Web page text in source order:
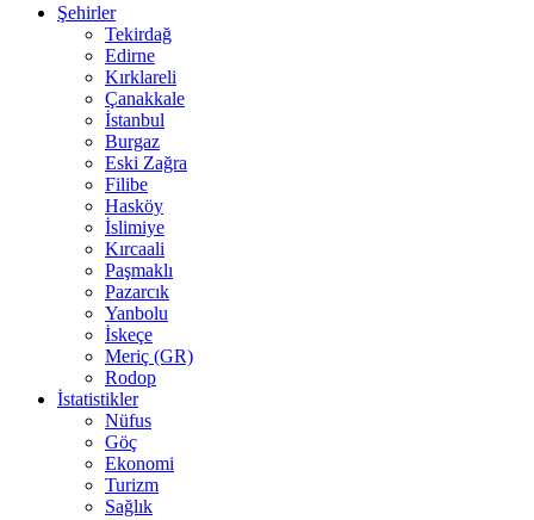
Şehirler
Tekirdağ
Edirne
Kırklareli
Çanakkale
İstanbul
Burgaz
Eski Zağra
Filibe
Hasköy
İslimiye
Kırcaali
Paşmaklı
Pazarcık
Yanbolu
İskeçe
Meriç (GR)
Rodop
İstatistikler
Nüfus
Göç
Ekonomi
Turizm
Sağlık